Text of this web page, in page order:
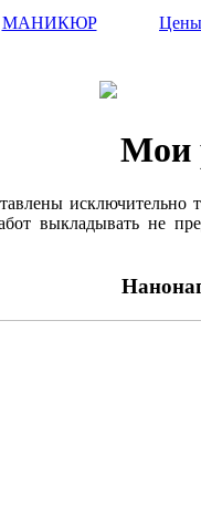
МАНИКЮР Цены
Мои
выкладывать не